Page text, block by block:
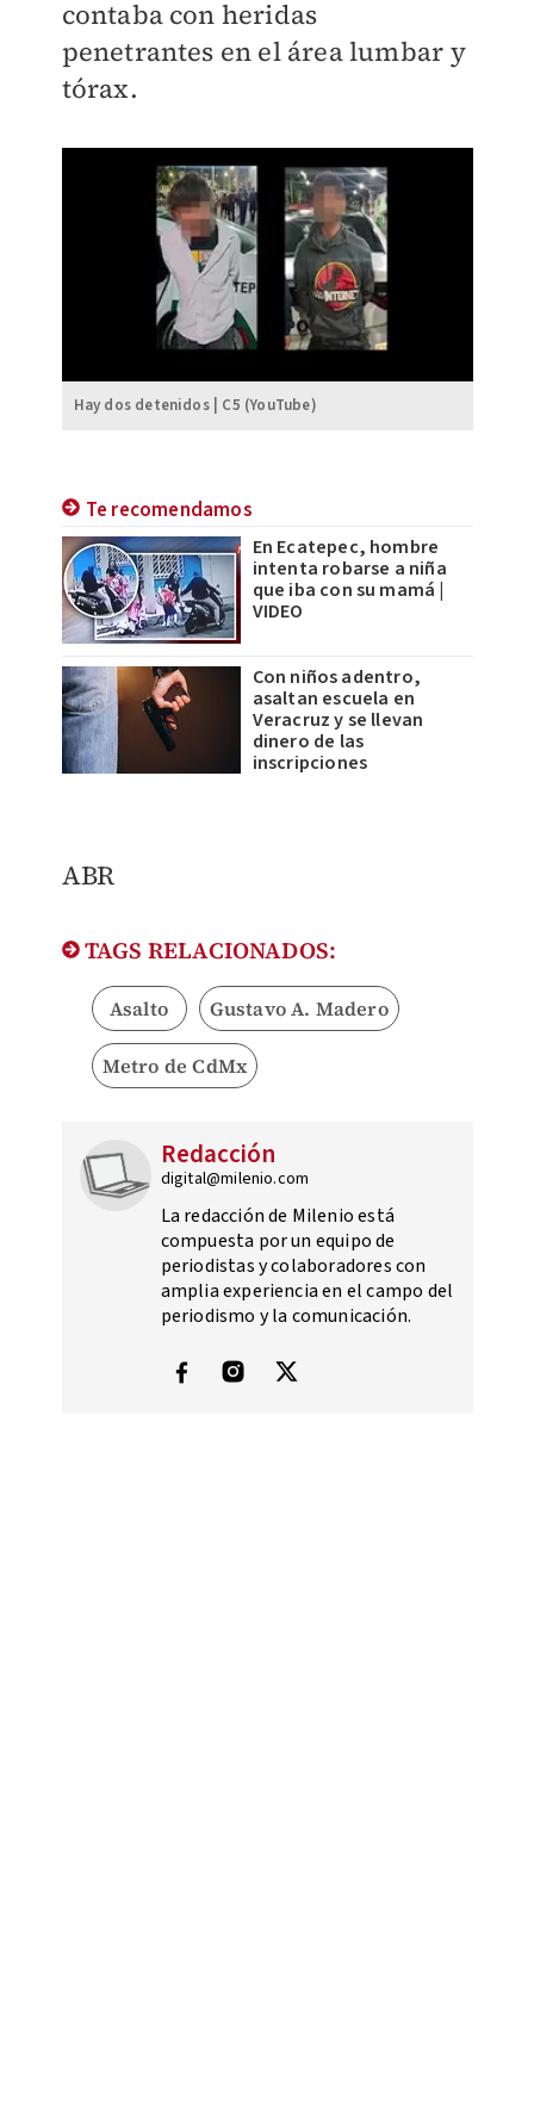
contaba con heridas
penetrantes en el área lumbar y
tórax.
Hay dos detenidos | C5 (YouTube)
Te recomendamos
En Ecatepec, hombre
intenta robarse a niña
que iba con su mamá |
VIDEO
Con niños adentro,
asaltan escuela en
Veracruz y se llevan
dinero de las
inscripciones
ABR
TAGS RELACIONADOS:
Asalto Gustavo A. Madero
Metro de CdMx
Redacción
digital@milenio.com
La redacción de Milenio está
compuesta por un equipo de
periodistas y colaboradores con
amplia experiencia en el campo del
periodismo y la comunicación.